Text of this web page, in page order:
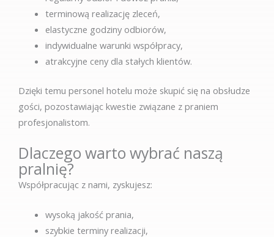
terminową realizację zleceń,
elastyczne godziny odbiorów,
indywidualne warunki współpracy,
atrakcyjne ceny dla stałych klientów.
Dzięki temu personel hotelu może skupić się na obsłudze
gości, pozostawiając kwestie związane z praniem
profesjonalistom.
Dlaczego warto wybrać naszą
pralnię?
Współpracując z nami, zyskujesz:
wysoką jakość prania,
szybkie terminy realizacji,